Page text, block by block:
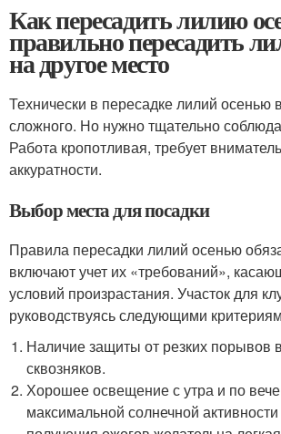
Как пересадить лилию
правильно пересадить
на другое место
Технически в пересадке лилий осенью
сложного. Но нужно тщательно
Работа кропотливая, требует
аккуратности.
Выбор места для посадки
Правила пересадки лилий осенью
включают учет их «требований»,
условий произрастания. Участок для
руководствуясь следующими
Наличие защиты от резких порывов
сквозняков.
Хорошее освещение с утра и по
максимальной солнечной